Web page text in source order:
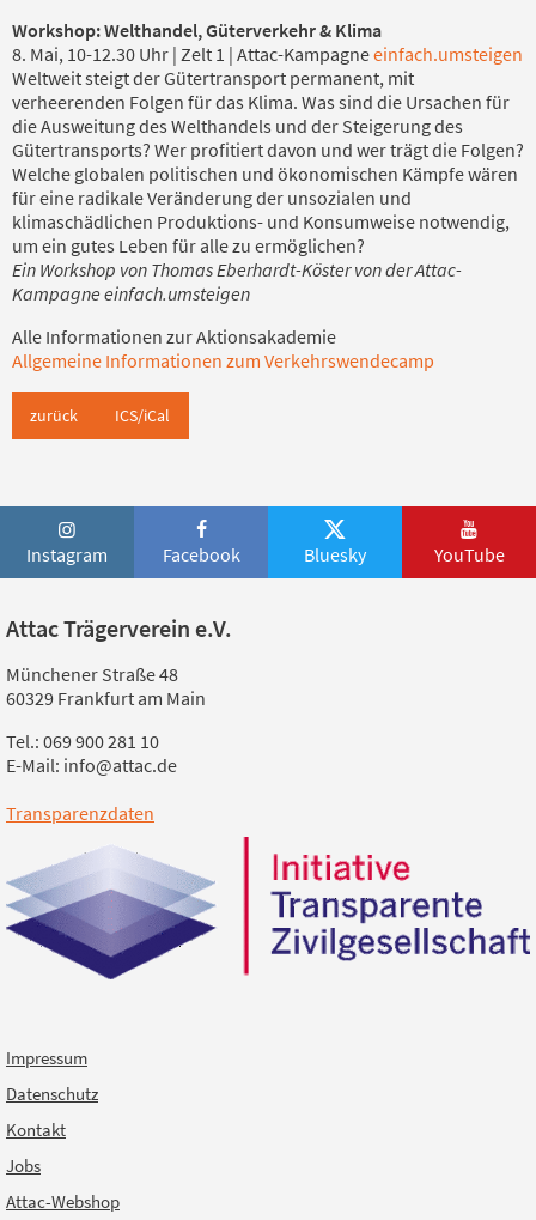
Workshop: Welthandel, Güterverkehr & Klima
8. Mai, 10-12.30 Uhr | Zelt 1 | Attac-Kampagneeinfach.umsteigen
Weltweit steigt der Gütertransport permanent, mit
verheerenden Folgen für das Klima. Was sind die Ursachen für
die Ausweitung des Welthandels und der Steigerung des
Gütertransports? Wer profitiert davon und wer trägt die Folgen?
Welche globalen politischen und ökonomischen Kämpfe wären
für eine radikale Veränderung der unsozialen und
klimaschädlichen Produktions- und Konsumweise notwendig,
um ein gutes Leben für alle zu ermöglichen?
Ein Workshop von Thomas Eberhardt-Köster von der Attac-
Kampagne einfach.umsteigen
Alle Informationen zur Aktionsakademie
Allgemeine Informationen zum Verkehrswendecamp
zurück ICS/iCal
Instagram Facebook Bluesky YouTube
Attac Trägerverein e.V.
Münchener Straße 48
60329 Frankfurt am Main
Tel.: 069 900 281 10
E-Mail: info@attac.de
Transparenzdaten
Impressum
Datenschutz
Kontakt
Jobs
Attac-Webshop